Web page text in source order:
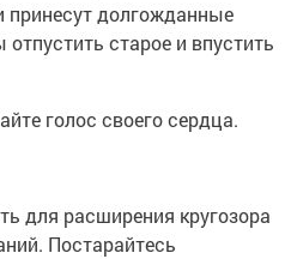
принесут долгожданные
старое и впустить
голос своего сердца.
для расширения кругозора
Постарайтесь